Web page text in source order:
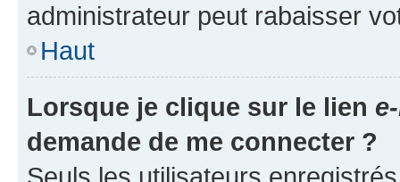
administrateur peut rabaisser
Haut
Lorsque je clique sur le lien
demande de me connecter ?